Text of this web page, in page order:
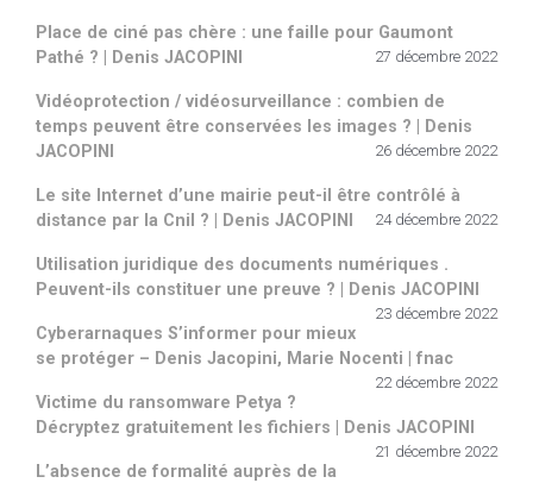
Place de ciné pas chère : une faille pour Gaumont
Pathé ? | Denis JACOPINI
27 décembre 2022
Vidéoprotection / vidéosurveillance : combien de
temps peuvent être conservées les images ? | Denis
JACOPINI
26 décembre 2022
Le site Internet d’une mairie peut-il être contrôlé à
distance par la Cnil ? | Denis JACOPINI
24 décembre 2022
Utilisation juridique des documents numériques .
Peuvent-ils constituer une preuve ? | Denis JACOPINI
23 décembre 2022
Cyberarnaques S’informer pour mieux
se protéger – Denis Jacopini, Marie Nocenti | fnac
22 décembre 2022
Victime du ransomware Petya ?
Décryptez gratuitement les fichiers | Denis JACOPINI
21 décembre 2022
L’absence de formalité auprès de la